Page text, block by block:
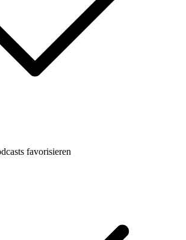
favorisieren